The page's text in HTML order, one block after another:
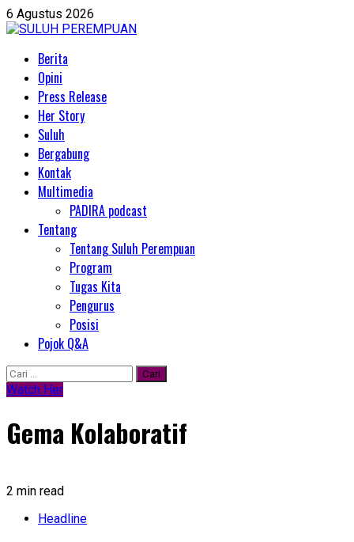
Skip
to
6 Agustus 2026
PrimaryBerita
Opini
Press Release
Her Story
Suluh
Bergabung
Kontak
Multimedia
PADIRA podcast
Tentang
Tentang Suluh Perempuan
Program
Tugas Kita
Pengurus
Posisi
Pojok Q&A
Cari
untuk:
Watch Her
Gema Kolaboratif
2 min read
Headline